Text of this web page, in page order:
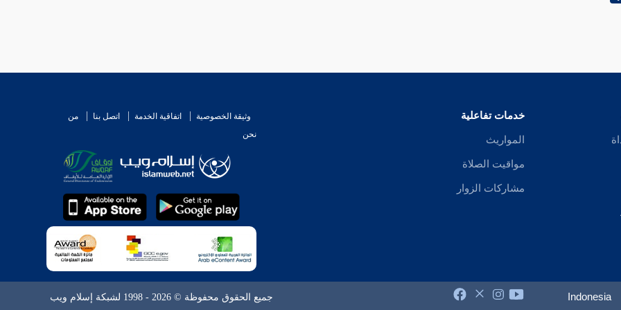
خدمات تفاعلية
المواريث
مواقيت الصلاة
مشاركات الزوار
وثيقة الخصوصية اتفاقية الخدمة اتصل بنا
من
نحن
Indonesia جميع الحقوق محفوظة © 2026 - 1998 لشبكة إسلام ويب